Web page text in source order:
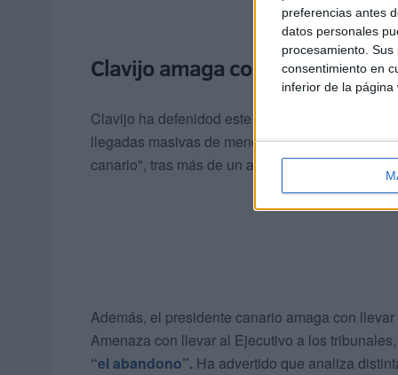
preferencias antes
datos personales
procesamiento.
consentimiento en
inferior de la página
Clavijo amaga con llevar al
Clavijo ha defenidod este martes el proceso
llegadas masivas de menores extranjeros al
canario", tras más de un año de espera, "se
Además, el presidente canario amaga con
Amenaza con llevar al Ejecutivo a los tribunales,
“el abandono”. Ha advertido que analiza